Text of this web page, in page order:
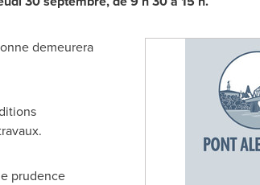
demeurera
prudence